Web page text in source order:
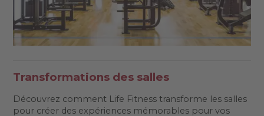
Transformations des salles
Découvrez comment Life Fitness transforme les salles
pour créer des expériences mémorables pour vos